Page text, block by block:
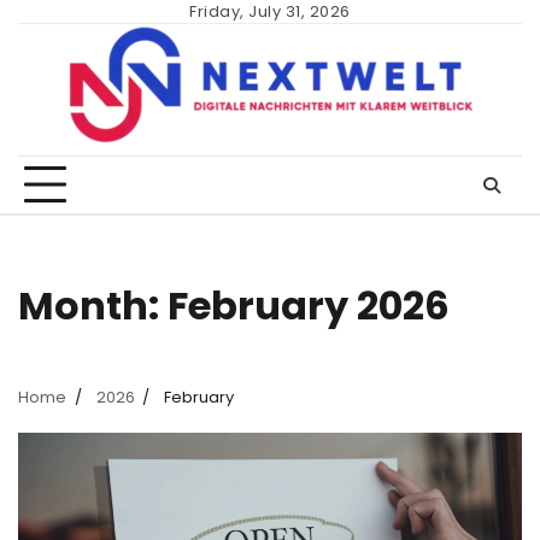
content
Friday, July 31, 2026
Month: February 2026
Home 2026 February